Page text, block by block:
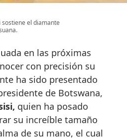
el diamante
en las próximas
con precisión su
ha sido presentado
de Botswana,
quien ha posado
su increíble tamaño
de su mano, el cual